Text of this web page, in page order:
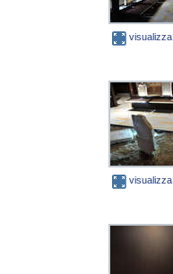
visualizza
visualizza